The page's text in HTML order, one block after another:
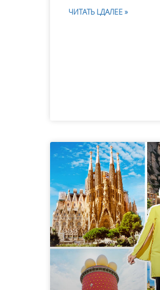
ЧИТАТЬ LДАЛЕЕ »